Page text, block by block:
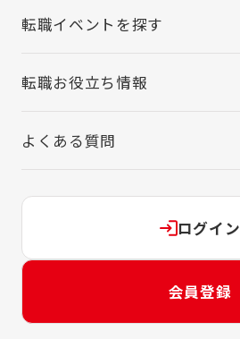
転職イベントを探す
転職お役立ち情報
よくある質問
ログイン
会員登録